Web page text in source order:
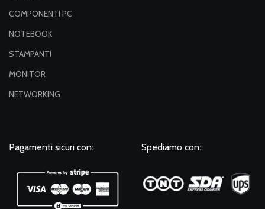
COMPONENTI PC
NOTEBOOK
STAMPANTI
MONITOR
NETWORKING
Pagamenti sicuri con: Spediamo con: